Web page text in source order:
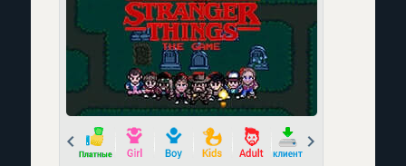
Prev